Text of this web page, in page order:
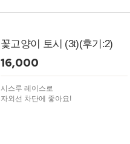
꽃고양이 토시 (3t)(후기:2)
16,000
시스루 레이스로
자외선 차단에 좋아요!